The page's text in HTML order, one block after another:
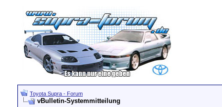
Toyota Supra - Forum
vBulletin-Systemmitteilung